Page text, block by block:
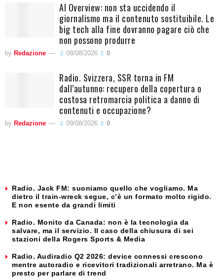
AI Overview: non sta uccidendo il
giornalismo ma il contenuto sostituibile. Le
big tech alla fine dovranno pagare ciò che
non possono produrre
by Redazione 08/08/2026 0
Radio. Svizzera, SSR torna in FM
dall’autunno: recupero della copertura o
costosa retromarcia politica a danno di
contenuti e occupazione?
by Redazione 09/08/2026 0
Radio. Jack FM: suoniamo quello che vogliamo. Ma
dietro il train-wreck segue, c’è un formato molto rigido.
E non esente da grandi limiti
Radio. Monito da Canada: non è la tecnologia da
salvare, ma il servizio. Il caso della chiusura di sei
stazioni della Rogers Sports & Media
Radio. Audiradio Q2 2026: device connessi crescono
mentre autoradio e ricevitori tradizionali arretrano. Ma è
presto per parlare di trend